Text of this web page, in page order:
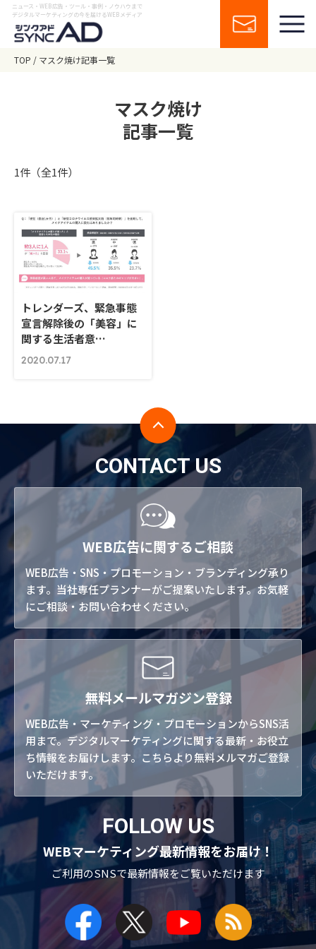
ニュース・WEB広告・ツール・事例・ノウハウまで
デジタルマーケティングの今を届けるWEBメディア
TOP マスク焼け記事一覧
マスク焼け
記事一覧
1件（全1件）
トレンダーズ、緊急事態
宣言解除後の「美容」に
関する生活者意…
2020.07.17
CONTACT US
WEB広告に関するご相談
WEB広告・SNS・プロモーション・ブランディング承り
ます。当社専任プランナーがご提案いたします。お気軽
にご相談・お問い合わせください。
無料メールマガジン登録
WEB広告・マーケティング・プロモーションからSNS活
用まで。デジタルマーケティングに関する最新・お役立
ち情報をお届けします。こちらより無料メルマガご登録
いただけます。
FOLLOW US
WEBマーケティング最新情報をお届け！
ご利用のSNSで最新情報をご覧いただけます